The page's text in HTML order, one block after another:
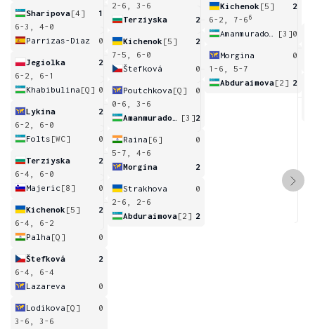
Sharipova[4]
1
6-3, 4-0
Parrizas-Diaz
0
Jegiolka
2
6-2, 6-1
Khabibulina [Q] 0
Lykina
2
6-2, 6-0
Folts [WC] 0
Terziyska
2
6-4, 6-0
Majeric [8] 0
Kichenok [5]
2
6-4, 6-2
Palha [Q] 0
Štefková
2
6-4, 6-4
Lazareva
0
Lodikova [Q]
0
3-6, 3-6
2-6, 3-6
Terziyska
2
Kichenok [5]
2
7-5, 6-0
Štefková
0
Poutchkova [Q]
0
0-6, 3-6
[3]2
Raina [6]
0
5-7, 4-6
Morgina
2
Strakhova
0
2-6, 2-6
Abduraimova[2] 2
Kichenok [5]
2
6-2, 7-6 6
[3]0
Morgina
0
1-6, 5-7
Abduraimova[2] 2